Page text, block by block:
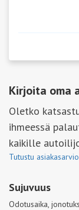
Kirjoita oma
Oletko
ihmeessä
kaikille
Tutustu
Sujuvuus
Odotusaika,